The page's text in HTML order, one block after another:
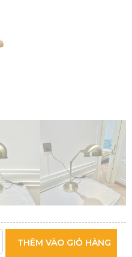
THÊM VÀO GIỎ HÀNG